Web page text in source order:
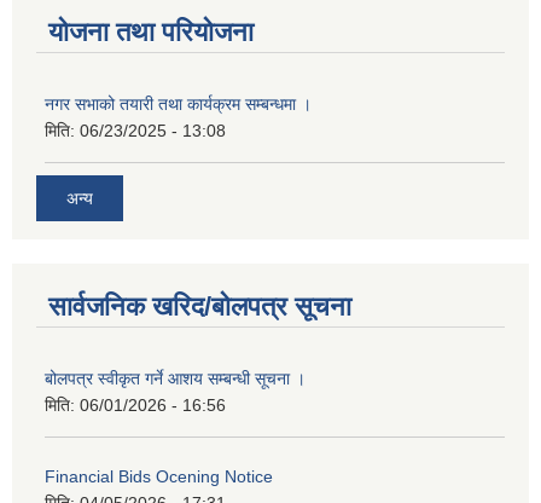
योजना तथा परियोजना
नगर सभाको तयारी तथा कार्यक्रम सम्बन्धमा ।
मिति: 06/23/2025 - 13:08
अन्य
सार्वजनिक खरिद/बोलपत्र सूचना
बोलपत्र स्वीकृत गर्ने आशय सम्बन्धी सूचना ।
मिति: 06/01/2026 - 16:56
Financial Bids Ocening Notice